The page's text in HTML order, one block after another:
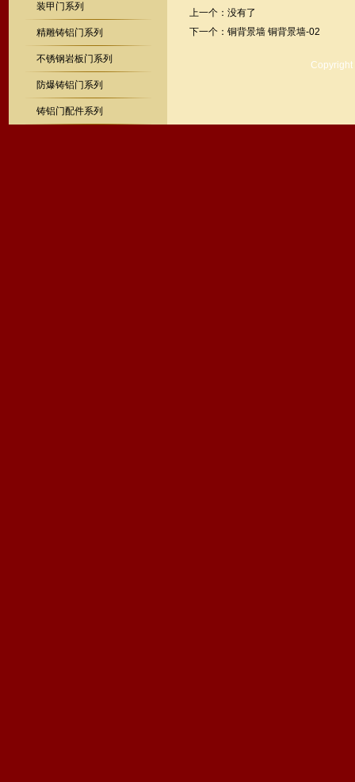
装甲门系列
精雕铸铝门系列
不锈钢岩板门系列
防爆铸铝门系列
铸铝门配件系列
上一个：没有了
下一个： 铜背景墙 铜背景墙-02
Copyright